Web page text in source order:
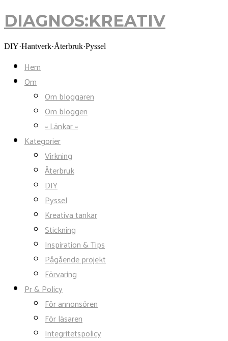
DIAGNOS:KREATIV
DIAGNOS:KREATIV
DIY·Hantverk·Återbruk·Pyssel
Hem
Om
Om bloggaren
Om bloggen
~ Länkar ~
Kategorier
Virkning
Återbruk
DIY
Pyssel
Kreativa tankar
Stickning
Inspiration & Tips
Pågående projekt
Förvaring
Pr & Policy
För annonsören
För läsaren
Integritetspolicy